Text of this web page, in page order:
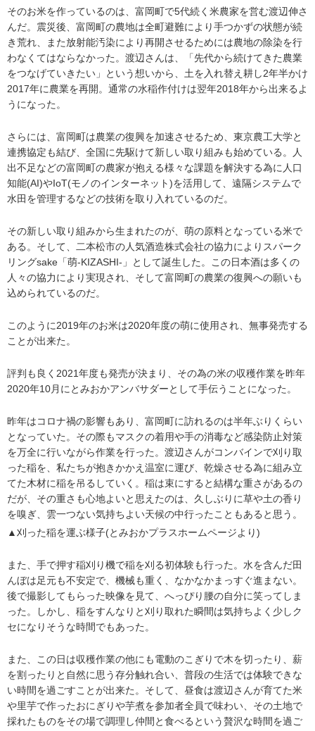
そのお米を作っているのは、富岡町で5代続く米農家を営む渡辺伸さ
んだ。震災後、富岡町の農地は全町避難により手つかずの状態が続
き荒れ、また放射能汚染により再開させるためには農地の除染を行
わなくてはならなかった。渡辺さんは、「先代から続けてきた農業
をつなげていきたい」という想いから、土を入れ替え耕し2年半かけ
2017年に農業を再開。通常の水稲作付けは翌年2018年から出来るよ
うになった。
さらには、富岡町は農業の復興を加速させるため、東京農工大学と
連携協定も結び、全国に先駆けて新しい取り組みも始めている。人
出不足などの富岡町の農家が抱える様々な課題を解決する為に人口
知能(AI)やIoT(モノのインターネット)を活用して、遠隔システムで
水田を管理するなどの技術を取り入れているのだ。
その新しい取り組みから生まれたのが、萌の原料となっている米で
ある。そして、二本松市の人気酒造株式会社の協力によりスパーク
リングsake「萌-KIZASHI-」として誕生した。この日本酒は多くの
人々の協力により実現され、そして富岡町の農業の復興への願いも
込められているのだ。
このように2019年のお米は2020年度の萌に使用され、無事発売する
ことが出来た。
評判も良く2021年度も発売が決まり、その為の米の収穫作業を昨年
2020年10月にとみおかアンバサダーとして手伝うことになった。
昨年はコロナ禍の影響もあり、富岡町に訪れるのは半年ぶりくらい
となっていた。その際もマスクの着用や手の消毒など感染防止対策
を万全に行いながら作業を行った。渡辺さんがコンバインで刈り取
った稲を、私たちが抱きかかえ温室に運び、乾燥させる為に組み立
てた木材に稲を吊るしていく。稲は束にすると結構な重さがあるの
だが、その重さも心地よいと思えたのは、久しぶりに草や土の香り
を嗅ぎ、雲一つない気持ちよい天候の中行ったこともあると思う。
▲刈った稲を運ぶ様子(とみおかプラスホームページより)
また、手で押す稲刈り機で稲を刈る初体験も行った。水を含んだ田
んぼは足元も不安定で、機械も重く、なかなかまっすぐ進まない。
後で撮影してもらった映像を見て、へっぴり腰の自分に笑ってしま
った。しかし、稲をすんなりと刈り取れた瞬間は気持ちよく少しク
セになりそうな時間でもあった。
また、この日は収穫作業の他にも電動のこぎりで木を切ったり、薪
を割ったりと自然に思う存分触れ合い、普段の生活では体験できな
い時間を過ごすことが出来た。そして、昼食は渡辺さんが育てた米
や里芋で作ったおにぎりや芋煮を参加者全員で味わい、その土地で
採れたものをその場で調理し仲間と食べるという贅沢な時間を過ご